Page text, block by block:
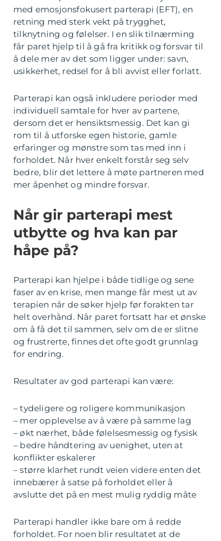
med emosjonsfokusert parterapi (EFT), en
retning med sterk vekt på trygghet,
tilknytning og følelser. I en slik tilnærming
får paret hjelp til å gå fra kritikk og forsvar til
å dele mer av det som ligger under: savn,
usikkerhet, redsel for å bli avvist eller forlatt.
Parterapi kan også inkludere perioder med
individuell samtale for hver av partene,
dersom det er hensiktsmessig. Det kan gi
rom til å utforske egen historie, gamle
erfaringer og mønstre som tas med inn i
forholdet. Når hver enkelt forstår seg selv
bedre, blir det lettere å møte partneren med
mer åpenhet og mindre forsvar.
Når gir parterapi mest
utbytte og hva kan par
håpe på?
Parterapi kan hjelpe i både tidlige og sene
faser av en krise, men mange får mest ut av
terapien når de søker hjelp før forakten tar
helt overhånd. Når paret fortsatt har et ønske
om å få det til sammen, selv om de er slitne
og frustrerte, finnes det ofte godt grunnlag
for endring.
Resultater av god parterapi kan være:
– tydeligere og roligere kommunikasjon
– mer opplevelse av å være på samme lag
– økt nærhet, både følelsesmessig og fysisk
– bedre håndtering av uenighet, uten at
konflikter eskalerer
– større klarhet rundt veien videre enten det
innebærer å satse på forholdet eller å
avslutte det på en mest mulig ryddig måte
Parterapi handler ikke bare om å redde
forholdet. For noen blir resultatet at de